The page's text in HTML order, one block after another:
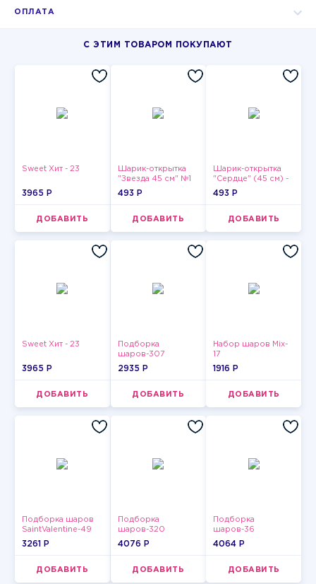
ОПЛАТА
С ЭТИМ ТОВАРОМ ПОКУПАЮТ
Sweet Хит - 23
3965 P
ДОБАВИТЬ
Шарик-открытка
"Звезда 45 см" №1
493 P
ДОБАВИТЬ
Шарик-открытка
"Сердце" (45 см) -
2
493 P
ДОБАВИТЬ
Sweet Хит - 23
3965 P
ДОБАВИТЬ
Подборка
шаров-307
2935 P
ДОБАВИТЬ
Набор шаров Mix-
17
1916 P
ДОБАВИТЬ
Подборка шаров
SaintValentine-49
3261 P
ДОБАВИТЬ
Подборка
шаров-320
4076 P
ДОБАВИТЬ
Подборка
шаров-36
4064 P
ДОБАВИТЬ